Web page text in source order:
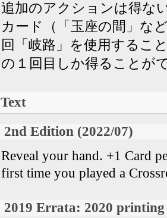
追加のアクションは得な
カード（「玉座の間」な
回「岐路」を使用するこ
の１回目しか得ることが
Text
2nd Edition (2022/07)
Reveal your hand. +1 Card
first time you played a
2019 Errata: 2020 printing